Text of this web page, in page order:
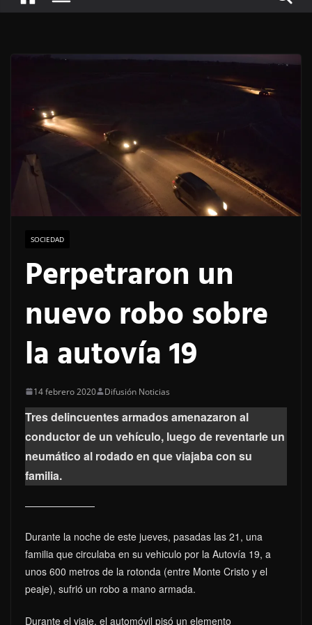
SOCIEDAD
Perpetraron un
nuevo robo sobre
la autovía 19
14 febrero 2020 Difusión Noticias
Tres delincuentes armados amenazaron al
conductor de un vehículo, luego de reventarle un
neumático al rodado en que viajaba con su
familia.
Durante la noche de este jueves, pasadas las 21, una
familia que circulaba en su vehiculo por la Autovía 19, a
unos 600 metros de la rotonda (entre Monte Cristo y el
peaje), sufrió un robo a mano armada.
Durante el viaje, el automóvil pisó un elemento